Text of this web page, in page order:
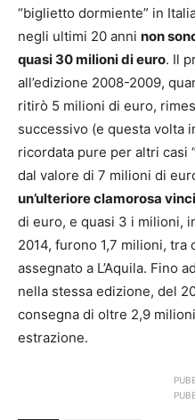
“biglietto dormiente” in
negli ultimi 20 anni non
quasi 30 milioni di euro. Il
all’edizione 2008-2009,
ritirò 5 milioni di euro,
successivo (e questa volta
ricordata pure per altri casi
dal valore di 7 milioni di
un’ulteriore clamorosa
di euro, e quasi 3 i milioni,
2014, furono 1,7 milioni,
assegnato a L’Aquila. Fino
nella stessa edizione, del
consegna di oltre 2,9
estrazione.